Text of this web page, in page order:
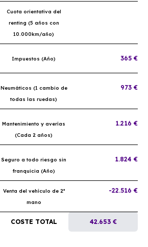
Cuota orientativa del
renting (5 años con
10.000km/año)
Impuestos (Año) 365 €
Neumáticos (1 cambio de
todas las ruedas)
973 €
Mantenimiento y averías
(Cada 2 años)
1.216 €
Seguro a todo riesgo sin
franquicia (Año)
1.824 €
Venta del vehículo de 2ª
mano
-22.516 €
COSTE TOTAL 42.653 €